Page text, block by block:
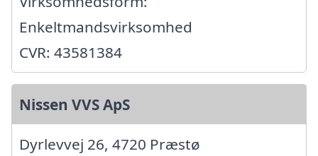
Enkeltmandsvirksomhed
CVR: 43581384
Nissen VVS ApS
Dyrlevvej 26, 4720 Præstø